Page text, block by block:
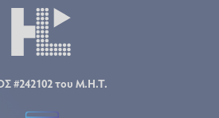
#242102 του Μ.Η.Τ.